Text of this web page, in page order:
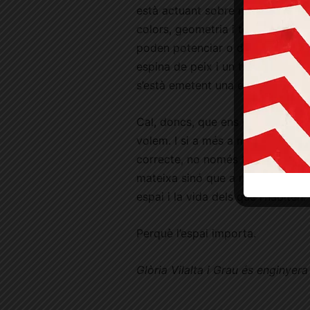
està actuant sobre nosaltres. Les
colors, geometria i tot l’art i
poden potenciar o debilitar. Per
espina de peix i un tros de pa
s’està emetent una energia
Cal, doncs, que ens envoltem d’
volem. I si a més a més es té en
correcte, no només tindrem el
mateixa sinó que a més a més
espai i la vida dels que l’habiten.
Perquè l’espai importa.
Glòria Vilalta i Grau és